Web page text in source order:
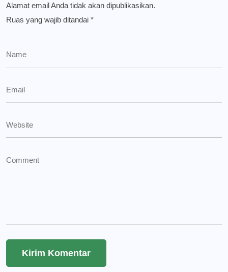
Alamat email Anda tidak akan dipublikasikan.
Ruas yang wajib ditandai *